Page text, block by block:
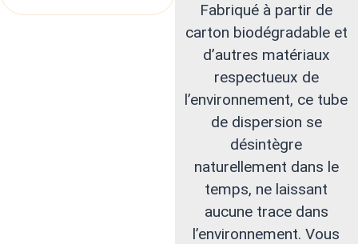
Fabriqué à partir de
carton biodégradable et
d’autres matériaux
respectueux de
l’environnement, ce tube
de dispersion se
désintègre
naturellement dans le
temps, ne laissant
aucune trace dans
l’environnement. Vous